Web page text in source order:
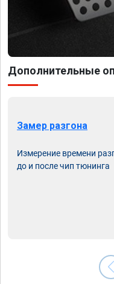
Дополнительные
Замер разгона
Измерение времени
до и после чип тюнинга